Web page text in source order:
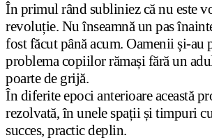
În primul rând subliniez că nu este
revoluție. Nu înseamnă un pas
fost făcut până acum. Oamenii și-au
problema copiilor rămași fără un
poarte de grijă.
În diferite epoci anterioare această
rezolvată, în unele spații și timpuri
succes, practic deplin.